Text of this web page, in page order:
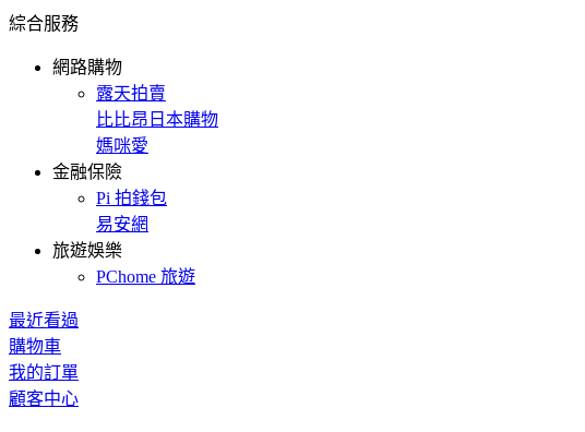
綜合服務
網路購物
露天拍賣
比比昂日本購物
媽咪愛
金融保險
Pi 拍錢包
易安網
旅遊娛樂
PChome 旅遊
最近看過
購物車
我的訂單
顧客中心